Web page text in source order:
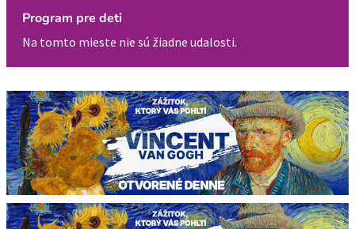
Program pre deti
Na tomto mieste nie sú žiadne udalosti.